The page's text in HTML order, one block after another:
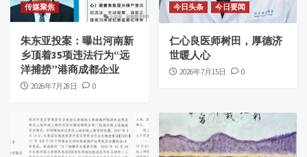
传媒聚焦
朱东亚投案：曝出河南新
乡顶着35项违法行为“远
洋捕捞”港商成都企业
2026年7月28日 0
今日头条 今日要闻
仁心良医师树田，厚德济
世暖人心
2026年7月15日 0